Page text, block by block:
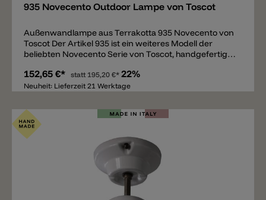
935 Novecento Outdoor Lampe von Toscot
Außenwandlampe aus Terrakotta 935 Novecento von
Toscot Der Artikel 935 ist ein weiteres Modell der
beliebten Novecento Serie von Toscot, handgefertigt
anderen Modelle auch aus Terrakotta, erhältlich in den
unterschiedlichsten Farben von dezente bis
kleine Auswahl an Farben. Alle anderen Farben sind
auf Anfrage erhältlich und bestellbar. Die Terrakotta
Wandleuchte für den Außenbereich hat einen IP44
Schutz und ist erhältlich mit einer GX53 Leuchten
Fassung (Leuchtmittel nicht inklusive) oder einem
fixen LED Modul zu 950lm und Lichtfarbe 2700k oder
152,65 €* statt 195,20 €* 22%
Neuheit: Lieferzeit 21 Werktage